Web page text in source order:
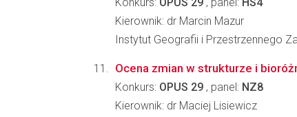
Kierownik: dr Marcin Mazur
Instytut Geografii i Przestrzennego
Ocena zmian w strukturze i
Konkurs: OPUS 29 , panel: NZ8
Kierownik: dr Maciej Lisiewicz